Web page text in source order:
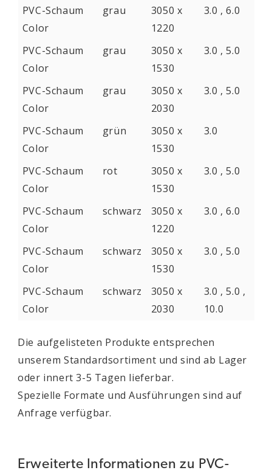
PVC-Schaum
Color
grau
3050 x
1220
3.0 , 6.0
PVC-Schaum
Color
grau
3050 x
1530
3.0 , 5.0
PVC-Schaum
Color
grau
3050 x
2030
3.0 , 5.0
PVC-Schaum
Color
grün
3050 x
1530
3.0
PVC-Schaum
Color
rot
3050 x
1530
3.0 , 5.0
PVC-Schaum
Color
schwarz
3050 x
1220
3.0 , 6.0
PVC-Schaum
Color
schwarz
3050 x
1530
3.0 , 5.0
PVC-Schaum
Color
schwarz
3050 x
2030
3.0 , 5.0 ,
10.0
Die aufgelisteten Produkte entsprechen
unserem Standardsortiment und sind ab Lager
oder innert 3-5 Tagen lieferbar.
Spezielle Formate und Ausführungen sind auf
Anfrage verfügbar.
Erweiterte Informationen zu PVC-